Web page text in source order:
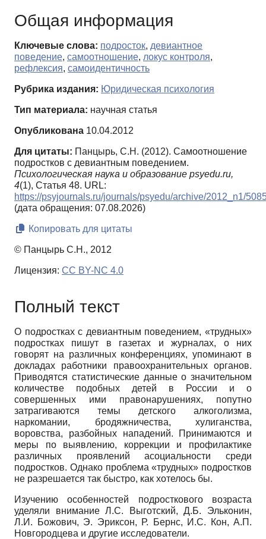
Общая информация
Ключевые слова: подросток, девиантное
поведение, самоотношение, локус контроля,
рефлексия, самоидентичность
Рубрика издания: Юридическая психология
Тип материала: научная статья
Опубликована 10.04.2012
Для цитаты: Панцырь, С.Н. (2012). Самоотношение
подростков с девиантным поведением.
Психологическая наука и образование psyedu.ru,
4(1), Статья 48. URL:
https://psyjournals.ru/journals/psyedu/archive/2012_n1/
(дата обращения: 07.08.2026)
Копировать для цитаты
© Панцырь С.Н., 2012
Лицензия: CC BY-NC 4.0
Полный текст
О подростках с девиантным поведением, «трудных»
подростках пишут в газетах и журналах, о них
говорят на различных конференциях, упоминают в
докладах работники правоохранительных органов.
Приводятся статистические данные о значительном
количестве подобных детей в России и о
совершенных ими правонарушениях, попутно
затрагиваются темы детского алкоголизма,
наркомании, бродяжничества, хулиганства,
воровства, разбойных нападений. Принимаются и
меры по выявлению, коррекции и профилактике
различных проявлений асоциальности среди
подростков. Однако проблема «трудных» подростков
не разрешается так быстро, как хотелось бы.
Изучению особенностей подросткового возраста
уделяли внимание Л.С. Выготский, Д.Б. Эльконин,
Л.И. Божович, Э. Эриксон, Р. Бернс, И.С. Кон, А.П.
Новгородцева и другие исследователи.